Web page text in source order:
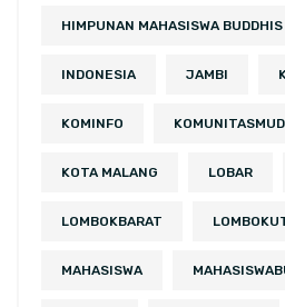
HIMPUNAN MAHASISWA
INDONESIA JAMBI
KOMINFO
KOTA MALANG LOBAR
LOMBOKBARAT
MAHASISWA